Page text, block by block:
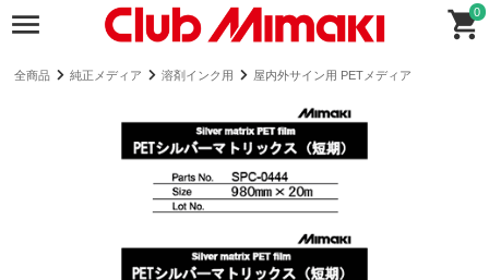
0
全商品 純正メディア 溶剤インク用 屋内外サイン用 PETメディア